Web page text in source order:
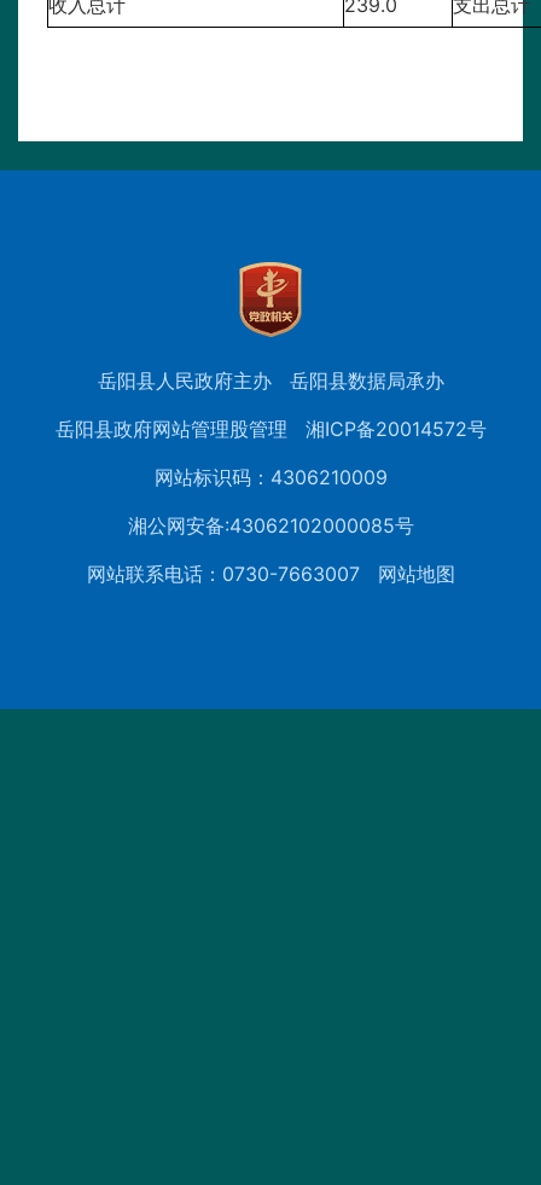
收入总计
239.0 支出总计
岳阳县人民政府主办
岳阳县数据局承办
岳阳县政府网站管理股管理
湘ICP备20014572号
网站标识码：4306210009
湘公网安备:43062102000085号
网站联系电话：0730-7663007
网站地图